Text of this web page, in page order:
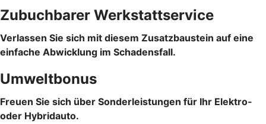
Zubuchbarer Werkstattservice
Verlassen Sie sich mit diesem Zusatzbaustein auf eine
einfache Abwicklung im Schadensfall.
Umweltbonus
Freuen Sie sich über Sonderleistungen für Ihr Elektro-
oder Hybridauto.